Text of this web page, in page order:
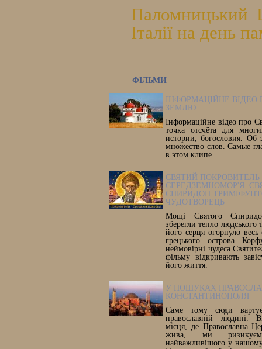
Паломницький
Італії на день
ФІЛЬМИ
ІНФОРМАЦІЙНЕ ВІДЕО
ЗЕМЛЮ
Інформаційне відео про
точка отсчёта для
истории, богословия. Об
множество слов. Самые
в этом клипе.
СВЯТИЙ ПОКРОВИТЕЛЬ
СЕРЕДЗЕМНОМОР'Я.
СПИРИДОН
ЧУДОТВОРЕЦЬ
Мощі Святого
зберегли тепло людського
його серця огорнуло
грецького острова
неймовірні чудеса
фільму відкривають
його життя.
У ПОШУКАХ
КОНСТАНТИНОПОЛЯ
Саме тому сюди
православній людині.
місця, де Православна
жива, ми
найважливішого у